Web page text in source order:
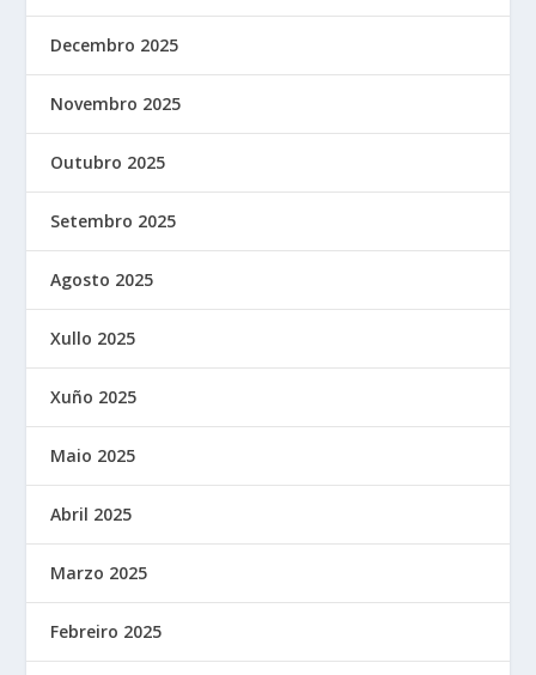
Decembro 2025
Novembro 2025
Outubro 2025
Setembro 2025
Agosto 2025
Xullo 2025
Xuño 2025
Maio 2025
Abril 2025
Marzo 2025
Febreiro 2025